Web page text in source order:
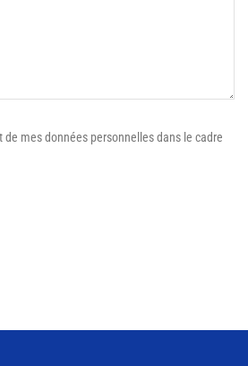
mes données personnelles dans le cadre